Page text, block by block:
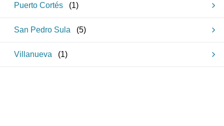
Puerto Cortés (1)
San Pedro Sula (5)
Villanueva (1)